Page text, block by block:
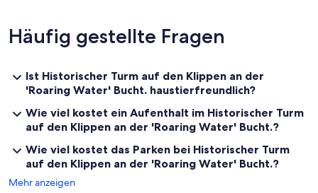
Häufig gestellte Fragen
Ist Historischer Turm auf den Klippen an der
'Roaring Water' Bucht. haustierfreundlich?
Wie viel kostet ein Aufenthalt im Historischer Turm
auf den Klippen an der 'Roaring Water' Bucht.?
Wie viel kostet das Parken bei Historischer Turm
auf den Klippen an der 'Roaring Water' Bucht.?
Mehr anzeigen